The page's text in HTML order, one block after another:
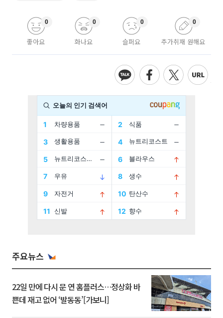
좋아요
0
화나요
0
슬퍼요
0
추가취재 원해요
0
주요뉴스
22일 만에 다시 문 연 홈플러스…정상화 바
쁜데 재고 없어 ‘발동동’[가보니]